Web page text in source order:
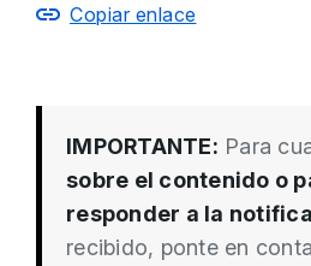
Copiar enlace
IMPORTANTE: Para
sobre el contenido o
responder a la
recibido, ponte en